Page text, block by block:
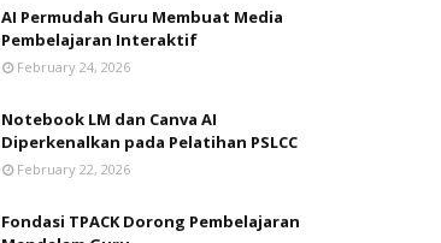
AI Permudah Guru Membuat Media
Pembelajaran Interaktif
February 24, 2026
Notebook LM dan Canva AI
Diperkenalkan pada Pelatihan PSLCC
February 22, 2026
Fondasi TPACK Dorong Pembelajaran